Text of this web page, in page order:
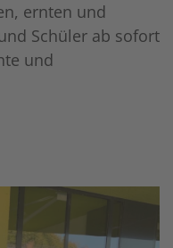
ernten und
Schüler ab sofort
und